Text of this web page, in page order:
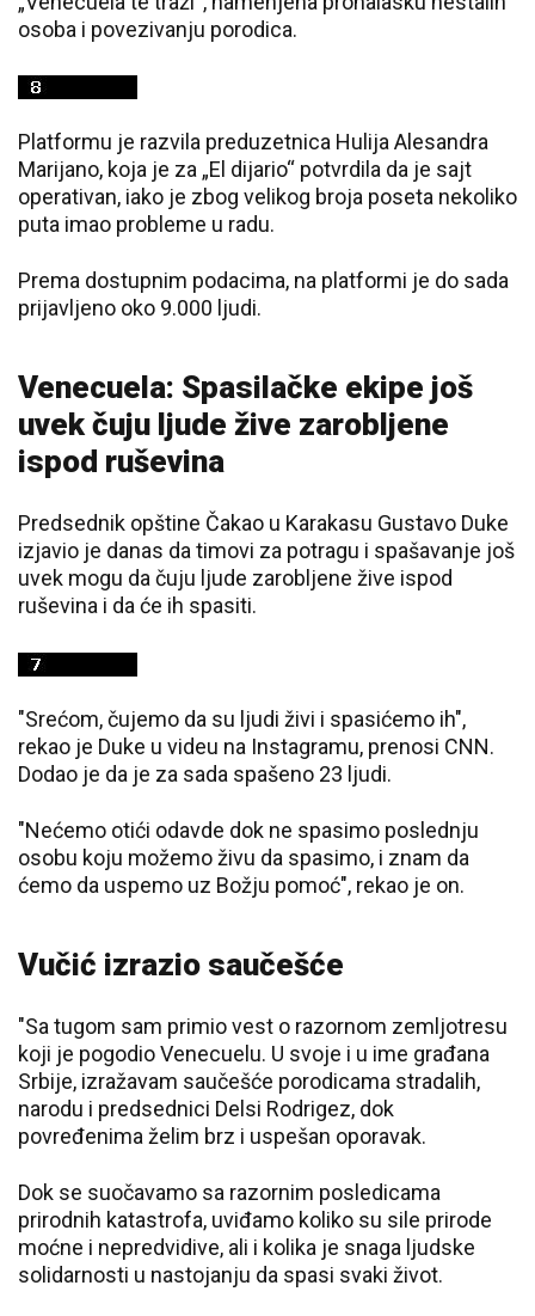
osoba i povezivanju porodica.
Platformu je razvila preduzetnica Hulija Alesandra
Marijano, koja je za „El dijario“ potvrdila da je sajt
operativan, iako je zbog velikog broja poseta nekoliko
puta imao probleme u radu.
Prema dostupnim podacima, na platformi je do sada
prijavljeno oko 9.000 ljudi.
Venecuela: Spasilačke ekipe još
uvek čuju ljude žive zarobljene
ispod ruševina
Predsednik opštine Čakao u Karakasu Gustavo Duke
izjavio je danas da timovi za potragu i spašavanje još
uvek mogu da čuju ljude zarobljene žive ispod
ruševina i da će ih spasiti.
"Srećom, čujemo da su ljudi živi i spasićemo ih",
rekao je Duke u videu na Instagramu, prenosi CNN.
Dodao je da je za sada spašeno 23 ljudi.
"Nećemo otići odavde dok ne spasimo poslednju
osobu koju možemo živu da spasimo, i znam da
ćemo da uspemo uz Božju pomoć", rekao je on.
Vučić izrazio saučešće
"Sa tugom sam primio vest o razornom zemljotresu
koji je pogodio Venecuelu. U svoje i u ime građana
Srbije, izražavam saučešće porodicama stradalih,
narodu i predsednici Delsi Rodrigez, dok
povređenima želim brz i uspešan oporavak.
Dok se suočavamo sa razornim posledicama
prirodnih katastrofa, uviđamo koliko su sile prirode
moćne i nepredvidive, ali i kolika je snaga ljudske
solidarnosti u nastojanju da spasi svaki život.